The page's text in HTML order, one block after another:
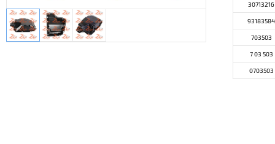
30713216
93183584
703503
7 03 503
0703503